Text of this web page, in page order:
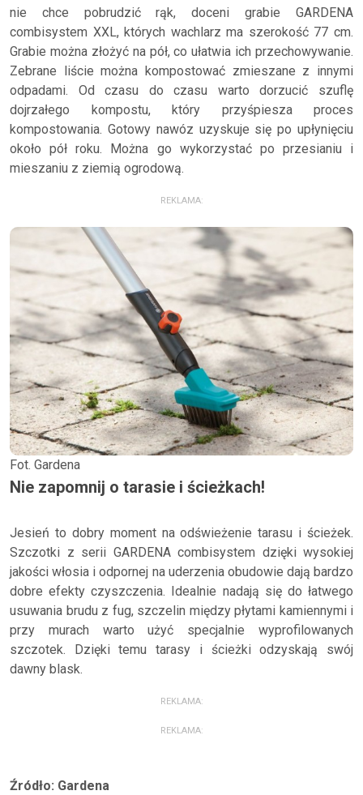
nie chce pobrudzić rąk, doceni grabie GARDENA
combisystem XXL, których wachlarz ma szerokość 77 cm.
Grabie można złożyć na pół, co ułatwia ich przechowywanie.
Zebrane liście można kompostować zmieszane z innymi
odpadami. Od czasu do czasu warto dorzucić szuflę
dojrzałego kompostu, który przyśpiesza proces
kompostowania. Gotowy nawóz uzyskuje się po upłynięciu
około pół roku. Można go wykorzystać po przesianiu i
mieszaniu z ziemią ogrodową.
REKLAMA:
Fot. Gardena
Nie zapomnij o tarasie i ścieżkach!
Jesień to dobry moment na odświeżenie tarasu i ścieżek.
Szczotki z serii GARDENA combisystem dzięki wysokiej
jakości włosia i odpornej na uderzenia obudowie dają bardzo
dobre efekty czyszczenia. Idealnie nadają się do łatwego
usuwania brudu z fug, szczelin między płytami kamiennymi i
przy murach warto użyć specjalnie wyprofilowanych
szczotek. Dzięki temu tarasy i ścieżki odzyskają swój
dawny blask.
REKLAMA:
REKLAMA:
Źródło: Gardena